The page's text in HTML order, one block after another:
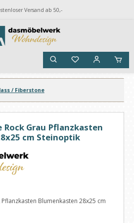
Versand ab 50,-
/ Fiberstone
Grau Pflanzkasten
cm Steinoptik